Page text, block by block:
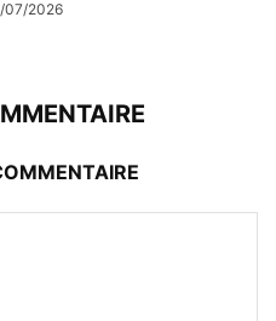
07/2026